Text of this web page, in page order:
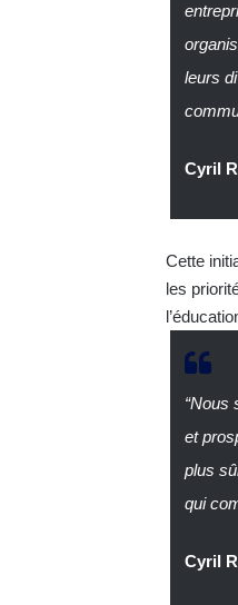
leurs
Cyril
Cette
les
“Nous
et
plus
qui
Cyril